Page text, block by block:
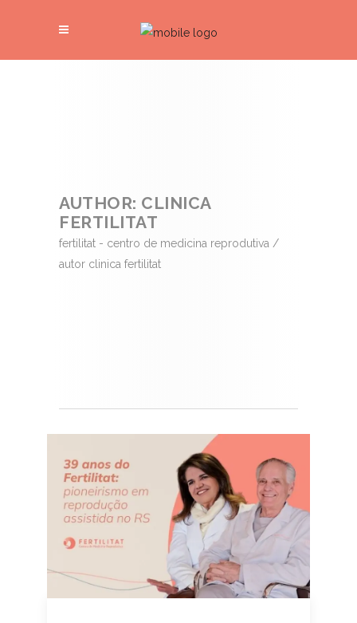
AUTHOR: CLINICA
FERTILITAT
fertilitat - centro de medicina reprodutiva /
autor clinica fertilitat